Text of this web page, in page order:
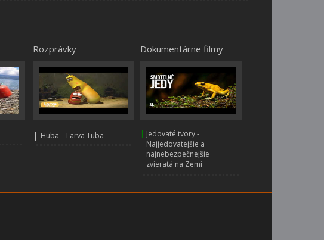
Rozprávky
| Huba – Larva Tuba
Dokumentárne filmy
| Jedovaté tvory -
Najjedovatejšie a
najnebezpečnejšie
zvieratá na Zemi